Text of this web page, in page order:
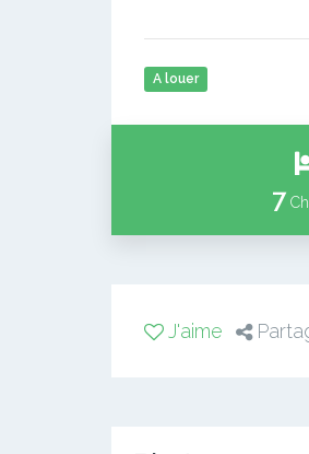
A louer
7
J'aime